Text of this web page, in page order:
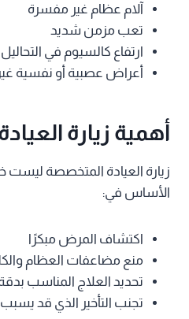
آلام عظام غير مفسرة
تعب مزمن شديد
ارتفاع كالسيوم في التحاليل
أعراض عصبية أو نفسية
أهمية زيارة
زيارة العيادة المتخصصة ليست
الأساس في:
اكتشاف المرض مبكرًا
منع مضاعفات العظام
تحديد العلاج المناسب
تجنب التأخير الذي قد يسبب